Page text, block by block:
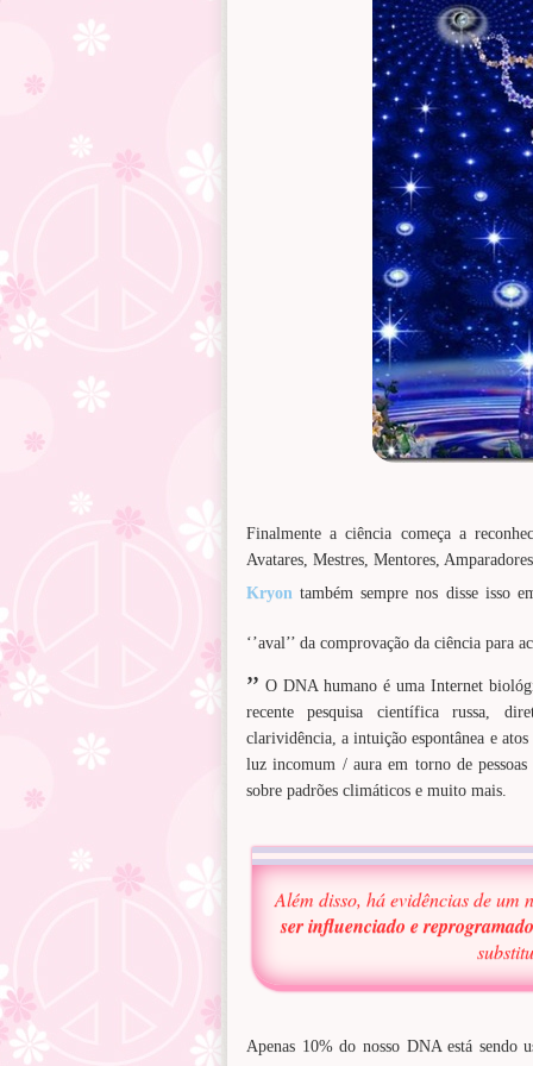
Finalmente a ciência começa a
Avatares, Mestres, Mentores,
Kryon também sempre nos disse isso
‘’aval’’ da comprovação da ciência para
’’ O DNA humano é uma Internet
recente pesquisa científica russa,
clarividência, a intuição espontânea e
luz incomum / aura em torno de
sobre padrões climáticos e muito mais.
Além disso, há evidências de
ser influenciado e
Apenas 10% do nosso DNA está sendo